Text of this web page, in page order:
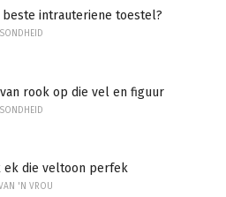
beste intrauteriene toestel?
rook op die vel en figuur
ek die veltoon perfek
'N VROU